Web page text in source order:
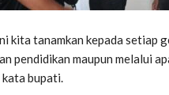
kita tanamkan kepada setiap
pendidikan maupun melalui
kata bupati.